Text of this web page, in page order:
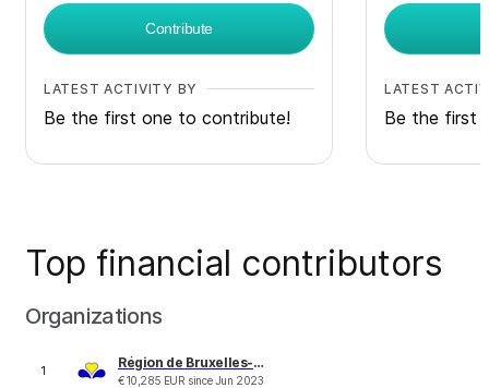
Contribute
LATEST ACTIVITY BY
Be the first one to contribute!
LATEST
Be the first
Top financial contributors
Organizations
1 Région de Bruxelles-Capitale
€10,285 EUR sinceJun 2023